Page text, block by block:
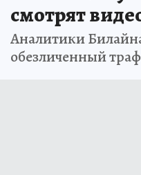
смотрят
Аналитики
обезличенный